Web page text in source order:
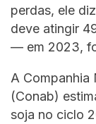
perdas, ele
deve atingir
— em 2023,
A Companhia
(Conab)
soja no ciclo